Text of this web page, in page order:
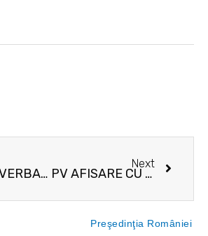
PROCES VERBAL 20.11.2019
Next
PV AFISARE CU ANTET ANUNT COLECTIV 14.01.2020
Next
Preşedinţia României